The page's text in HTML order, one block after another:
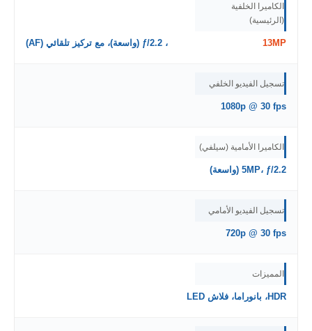
الكاميرا الخلفية
(الرئيسية)
13MP ، ƒ/2.2 (واسعة)، مع تركيز تلقائي (AF)
تسجيل الفيديو الخلفي
1080p @ 30 fps
الكاميرا الأمامية (سيلفي)
5MP، ƒ/2.2 (واسعة)
تسجيل الفيديو الأمامي
720p @ 30 fps
المميزات
HDR، بانوراما، فلاش LED